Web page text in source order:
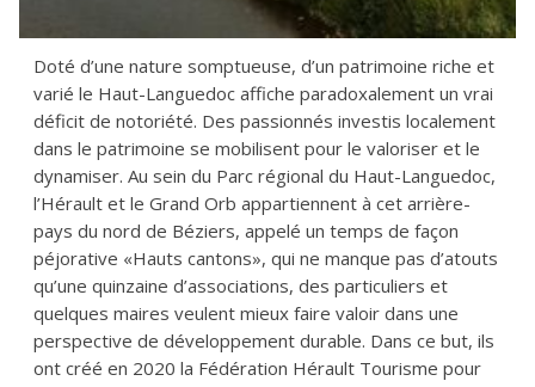
Doté d’une nature somptueuse, d’un patrimoine riche et
varié le Haut-Languedoc affiche paradoxalement un vrai
déficit de notoriété. Des passionnés investis localement
dans le patrimoine se mobilisent pour le valoriser et le
dynamiser. Au sein du Parc régional du Haut-Languedoc,
l’Hérault et le Grand Orb appartiennent à cet arrière-
pays du nord de Béziers, appelé un temps de façon
péjorative «Hauts cantons», qui ne manque pas d’atouts
qu’une quinzaine d’associations, des particuliers et
quelques maires veulent mieux faire valoir dans une
perspective de développement durable. Dans ce but, ils
ont créé en 2020 la Fédération Hérault Tourisme pour